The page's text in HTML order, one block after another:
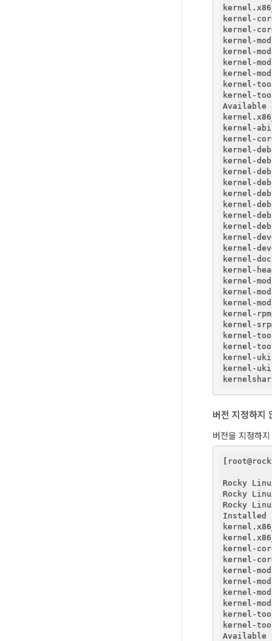
Available
버전 지정하지
버전을 지정하
Rocky
Rocky
Rocky
Installed
Available